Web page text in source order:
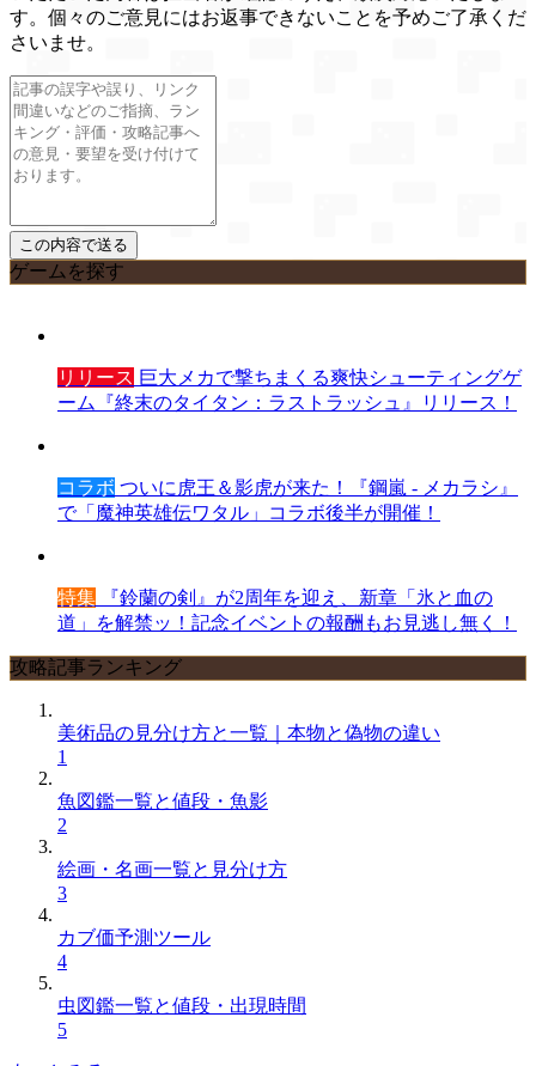
す。個々のご意見にはお返事できないことを予めご了承くだ
さいませ。
ゲームを探す
リリース 巨大メカで撃ちまくる爽快シューティングゲ
ーム『終末のタイタン：ラストラッシュ』リリース！
コラボ ついに虎王＆影虎が来た！『鋼嵐 - メカラシ』
で「魔神英雄伝ワタル」コラボ後半が開催！
特集 『鈴蘭の剣』が2周年を迎え、新章「氷と血の
道」を解禁ッ！記念イベントの報酬もお見逃し無く！
攻略記事ランキング
美術品の見分け方と一覧｜本物と偽物の違い
1
魚図鑑一覧と値段・魚影
2
絵画・名画一覧と見分け方
3
カブ価予測ツール
4
虫図鑑一覧と値段・出現時間
5